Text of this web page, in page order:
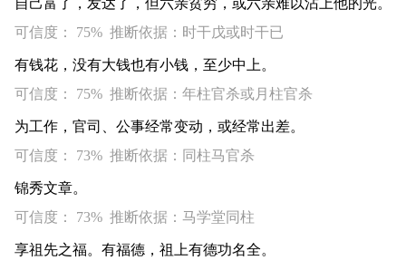
自己富了，发达了，但六亲贫穷，或六亲难以沾上他的光。
可信度： 75% 推断依据：时干戊或时干已
有钱花，没有大钱也有小钱，至少中上。
可信度： 75% 推断依据：年柱官杀或月柱官杀
为工作，官司、公事经常变动，或经常出差。
可信度： 73% 推断依据：同柱马官杀
锦秀文章。
可信度： 73% 推断依据：马学堂同柱
享祖先之福。有福德，祖上有德功名全。